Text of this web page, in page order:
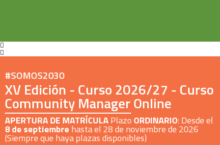
#SOMOS2030
XV Edición - Curso 2026/27 - Curso
Community Manager Online
APERTURA DE MATRÍCULAPlazo ORDINARIO: Desde el
8 de septiembre hasta el 28 de noviembre de 2026
(Siempre que haya plazas disponibles)